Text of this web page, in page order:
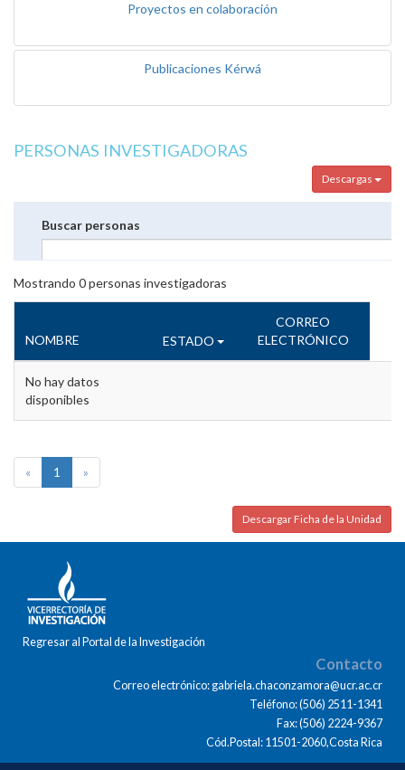
Proyectos en colaboración
Publicaciones Kérwá
PERSONAS INVESTIGADORAS
Descargas
Buscar personas
Mostrando 0personas investigadoras
NOMBRE ESTADO
CORREO
ELECTRÓNICO
No hay datos
disponibles
« 1 »
Descargar Ficha de la Unidad
Regresar al Portal de la Investigación
Contacto
Correo electrónico: gabriela.chaconzamora@ucr.ac.cr
Teléfono: (506) 2511-1341
Fax: (506) 2224-9367
Cód.Postal: 11501-2060,Costa Rica